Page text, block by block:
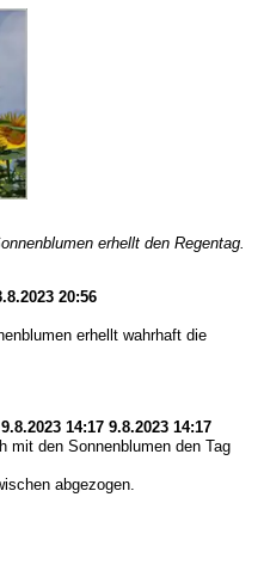
erhellt den Regentag.
20:56
erhellt wahrhaft die
14:17 9.8.2023 14:17
mit den Sonnenblumen den Tag
abgezogen.